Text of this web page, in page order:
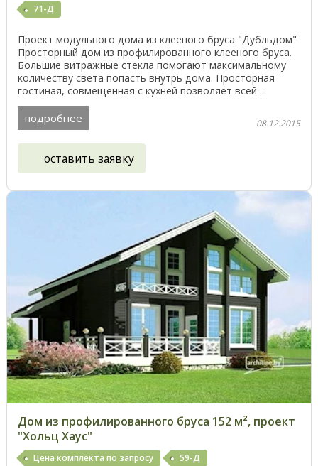
71-Д
Проект модульного дома из клееного бруса "Дубльдом"
Просторный дом из профилированного клееного бруса.
Большие витражные стекла помогают максимальному
количеству света попасть внутрь дома. Просторная
гостиная, совмещенная с кухней позволяет всей ...
подробнее 08.12.2015
оставить заявку
Дом из профилированного бруса 152 м², проект
"Хольц Хаус"
Цена комплекта по запросу 59-Д